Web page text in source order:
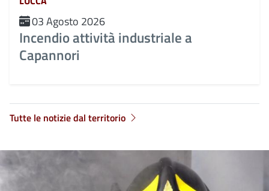
03 Agosto 2026
Incendio attività industriale a
Capannori
Tutte le notizie dal territorio